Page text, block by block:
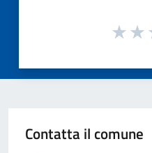
Contatta il comune